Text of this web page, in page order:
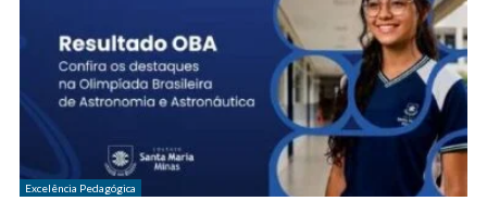
Excelência Pedagógica